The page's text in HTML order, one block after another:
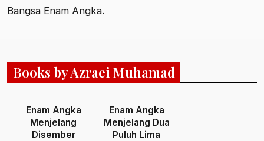
Bangsa Enam Angka.
Books by Azraei Muhamad
Enam Angka
Menjelang
Disember
Enam Angka
Menjelang Dua
Puluh Lima